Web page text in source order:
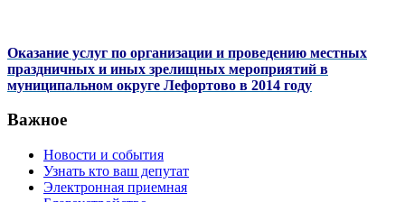
Оказание услуг по организации и проведению местных
праздничных и иных зрелищных мероприятий в
муниципальном округе Лефортово в 2014 году
Важное
Новости и события
Узнать кто ваш депутат
Электронная приемная